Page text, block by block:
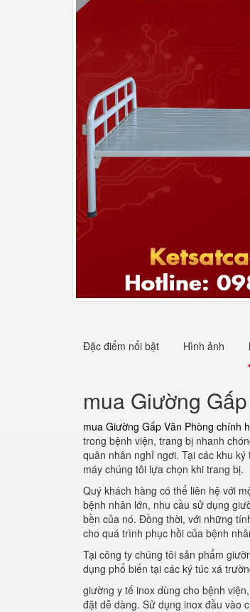
Đặc điểm nổi bật Hình ảnh
mua Giường
mua Giường Gấp Văn Phòng chính
trong bệnh viện, trang bị nhanh
quân nhân nghỉ ngơi. Tại các khu
máy chúng tôi lựa chọn khi trang bị.
Quý khách hàng có thể liên hệ với
bệnh nhân lớn, nhu cầu sử dụng
bền của nó. Đồng thời, với những
cho quá trình phục hồi của bệnh
Tại công ty chúng tôi sản phẩm
dụng phổ biến tại các ký túc xá
giường y tế inox dùng cho bệnh
đặt dễ dàng. Sử dụng inox đầu vào